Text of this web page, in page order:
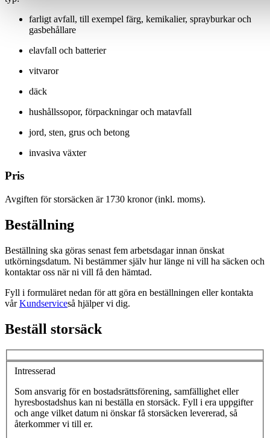
farligt avfall, till exempel färg, kemikalier, sprayburkar och
gasbehållare
elavfall och batterier
vitvaror
däck
hushållssopor, förpackningar och matavfall
jord, sten, grus och betong
invasiva växter
Pris
Avgiften för storsäcken är 1730 kronor (inkl. moms).
Beställning
Beställning ska göras senast fem arbetsdagar innan önskat
utkörningsdatum. Ni bestämmer själv hur länge ni vill ha säcken och
kontaktar oss när ni vill få den hämtad.
Fyll i formuläret nedan för att göra en beställningen eller kontakta
vårKundserviceså hjälper vi dig.
Beställ storsäck
Intresserad
Som ansvarig för en bostadsrättsförening, samfällighet eller
hyresbostadshus kan ni beställa en storsäck. Fyll i era uppgifter
och ange vilket datum ni önskar få storsäcken levererad, så
återkommer vi till er.